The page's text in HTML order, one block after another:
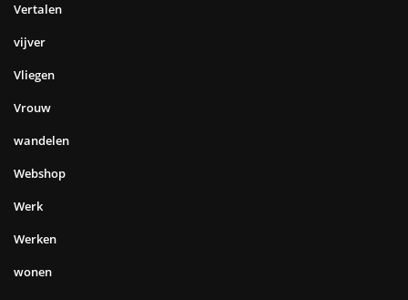
Vertalen
vijver
Vliegen
Vrouw
wandelen
Webshop
Werk
Werken
wonen